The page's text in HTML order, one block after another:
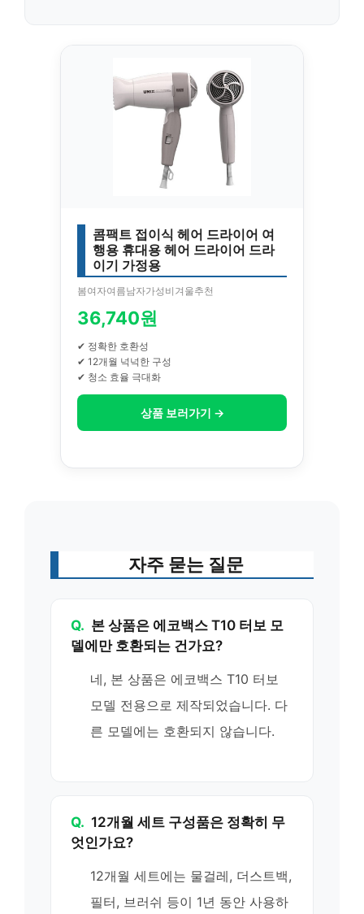
콤팩트 접이식 헤어 드라이어 여
행용 휴대용 헤어 드라이어 드라
이기 가정용
봄여자여름남자가성비겨울추천
36,740원
✔ 정확한 호환성
✔ 12개월 넉넉한 구성
✔ 청소 효율 극대화
상품 보러가기 →
자주 묻는 질문
Q. 본 상품은 에코백스 T10 터보 모
델에만 호환되는 건가요?
네, 본 상품은 에코백스 T10 터보
모델 전용으로 제작되었습니다. 다
른 모델에는 호환되지 않습니다.
Q. 12개월 세트 구성품은 정확히 무
엇인가요?
12개월 세트에는 물걸레, 더스트백,
필터, 브러쉬 등이 1년 동안 사용하